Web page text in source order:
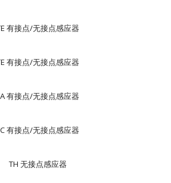
有接点/无接点感应器
有接点/无接点感应器
有接点/无接点感应器
有接点/无接点感应器
TH 无接点感应器